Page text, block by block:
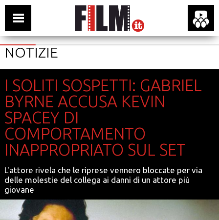
NOTIZIE
I SOLITI SOSPETTI: GABRIEL
BYRNE ACCUSA KEVIN
SPACEY DI
COMPORTAMENTO
INAPPROPRIATO SUL SET
L'attore rivela che le riprese vennero bloccate per via
delle molestie del collega ai danni di un attore più
giovane